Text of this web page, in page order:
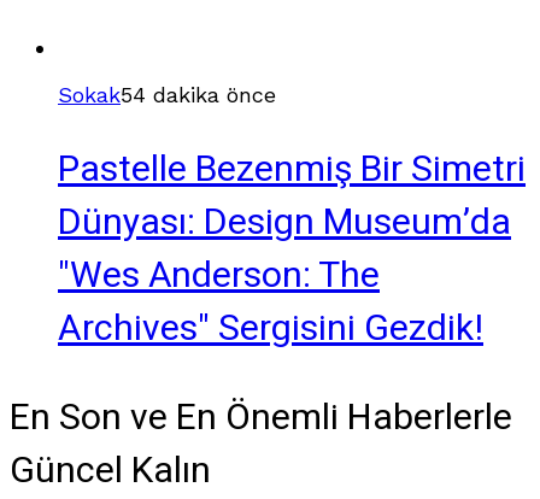
Sokak54 dakika önce
Pastelle Bezenmiş Bir Simetri
Dünyası: Design Museum’da
"Wes Anderson: The
Archives" Sergisini Gezdik!
En Son ve En Önemli Haberlerle
Güncel Kalın